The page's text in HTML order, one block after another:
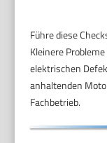
Führe diese
Kleinere
elektrischen
anhaltenden
Fachbetrieb.